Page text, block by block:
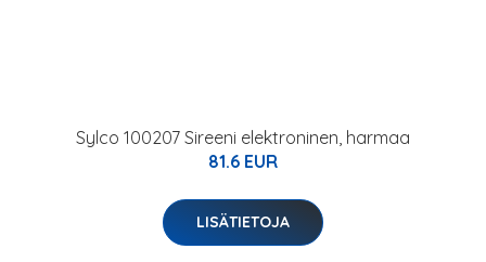
Sylco 100207 Sireeni elektroninen, harmaa
81.6 EUR
LISÄTIETOJA